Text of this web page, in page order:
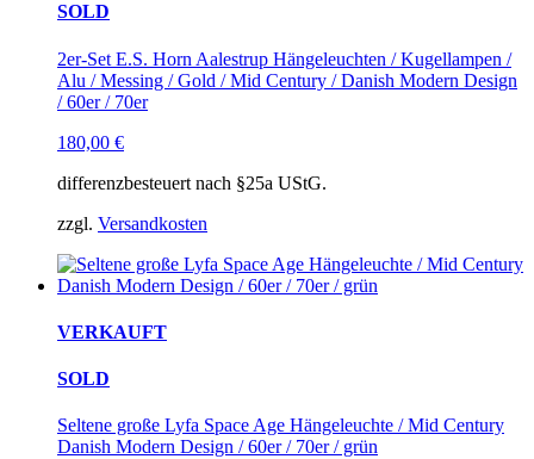
SOLD
2er-Set E.S. Horn Aalestrup Hängeleuchten / Kugellampen /
Alu / Messing / Gold / Mid Century / Danish Modern Design
/ 60er / 70er
180,00 €
differenzbesteuert nach §25a UStG.
zzgl. Versandkosten
VERKAUFT
SOLD
Seltene große Lyfa Space Age Hängeleuchte / Mid Century
Danish Modern Design / 60er / 70er / grün